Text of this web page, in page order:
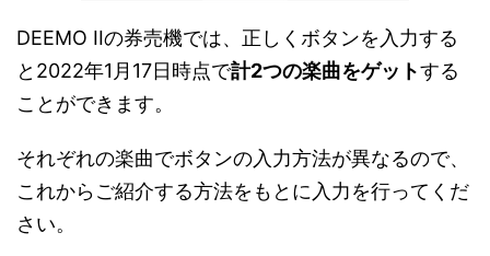
DEEMO IIの券売機では、正しくボタンを入力する
と2022年1月17日時点で計2つの楽曲をゲットする
ことができます。
それぞれの楽曲でボタンの入力方法が異なるので、
これからご紹介する方法をもとに入力を行ってくだ
さい。